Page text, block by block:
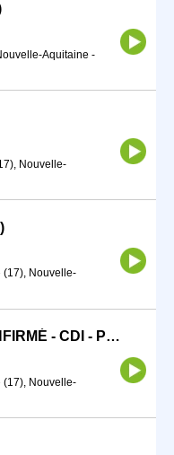
Aquitaine -
Nouvelle-
(17), Nouvelle-
PEINTRE AUTOMOBILE CONFIRMÉ - CDI - Poste à pourvoir immédiatement - LA ROCHELLE (H/F)
(17), Nouvelle-